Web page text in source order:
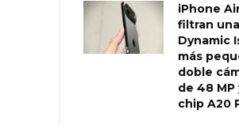
iPhone
filtran una
Dynamic
más
doble
de 48 MP
chip A20